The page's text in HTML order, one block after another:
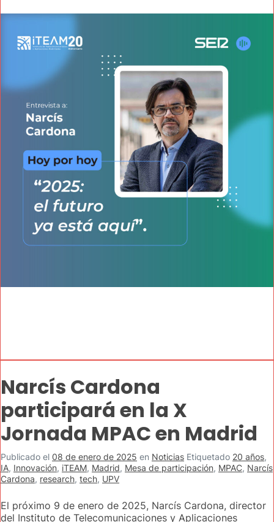
Narcís Cardona
participará en la X
Jornada MPAC en Madrid
Publicado el 08 de enero de 2025 en Noticias Etiquetado 20 años,
IA, Innovación, iTEAM, Madrid, Mesa de participación, MPAC, Narcís
Cardona, research, tech, UPV
El próximo 9 de enero de 2025, Narcís Cardona, director
del Instituto de Telecomunicaciones y Aplicaciones